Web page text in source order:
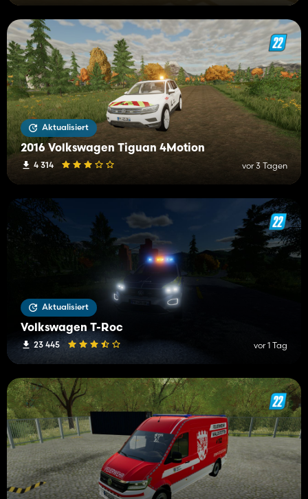
Aktualisiert
2016 Volkswagen Tiguan 4Motion
4 314 vor 3 Tagen
Aktualisiert
Volkswagen T-Roc
23 445 vor 1 Tag